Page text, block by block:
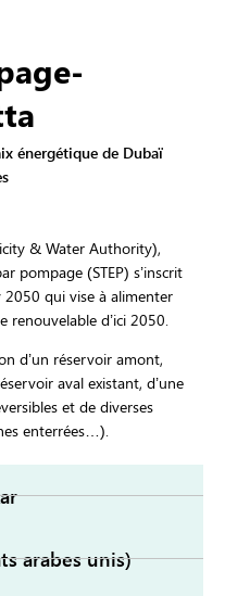
énergétique de Dubaï
& Water Authority),
pompage (STEP) s’inscrit
2050 qui vise à alimenter
renouvelable d’ici 2050.
d’un réservoir amont,
aval existant, d’une
et de diverses
enterrées…).
arabes unis)